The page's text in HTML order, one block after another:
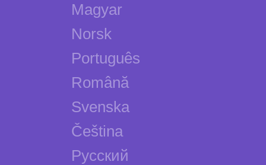
Magyar
Norsk
Português
Română
Svenska
Čeština
Русский